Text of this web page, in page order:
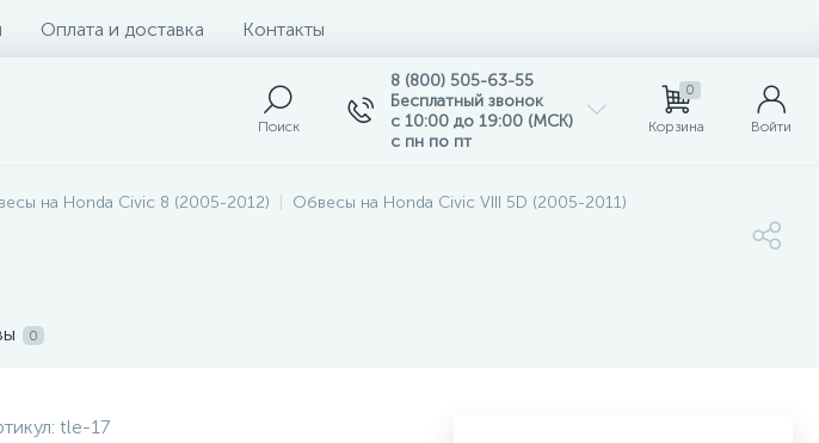
Оплата и доставка Контакты
Поиск
8 (800) 505-63-55
Бесплатный звонок
с 10:00 до 19:00 (МСК)
с пн по пт
0
Корзина Войти
на Honda Civic 8 (2005-2012)
Обвесы на Honda Civic VIII 5D (2005-2011)
0
tle-17